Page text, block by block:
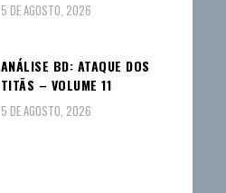
5 DE AGOSTO, 2026
ANÁLISE BD: ATAQUE DOS
TITÃS – VOLUME 11
5 DE AGOSTO, 2026